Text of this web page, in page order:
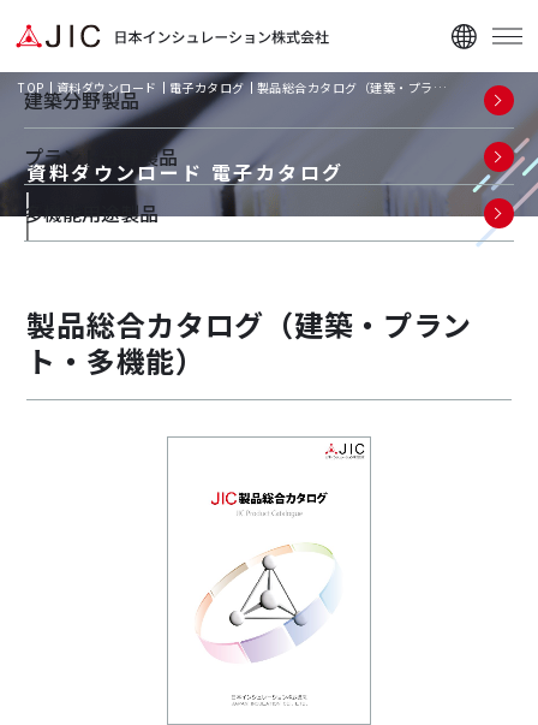
建築分野製品
プラント分野製品
多機能用途製品
ニュース
資料ダウンロード
TOP 資料ダウンロード 電子カタログ 製品総合カタログ（建築・プラ…
資料ダウンロード 電子カタログ
製品総合カタログ（建築・プラン
ト・多機能）